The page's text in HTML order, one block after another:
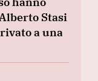
Stasi
a una